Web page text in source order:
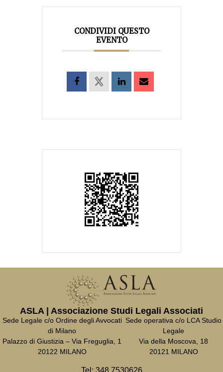
CONDIVIDI QUESTO
EVENTO
ASLA | Associazione Studi Legali Associati
Sede Legale c/o Ordine degli Avvocati
di Milano
Palazzo di Giustizia – Via Freguglia, 1
20122 MILANO
Sede operativa c/o LCA Studio
Legale
Via della Moscova, 18
20121 MILANO
Tel: 348.7530626